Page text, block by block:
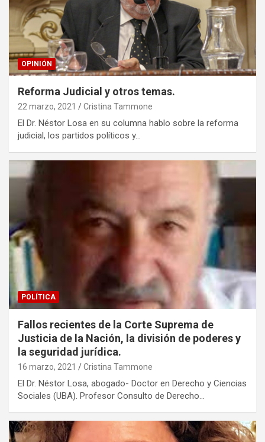
OPINIÓN
Reforma Judicial y otros temas.
22 marzo, 2021 Cristina Tammone
El Dr. Néstor Losa en su columna hablo sobre la reforma
judicial, los partidos políticos y…
POLÍTICA
Fallos recientes de la Corte Suprema de
Justicia de la Nación, la división de poderes y
la seguridad jurídica.
16 marzo, 2021 Cristina Tammone
El Dr. Néstor Losa, abogado- Doctor en Derecho y Ciencias
Sociales (UBA). Profesor Consulto de Derecho…